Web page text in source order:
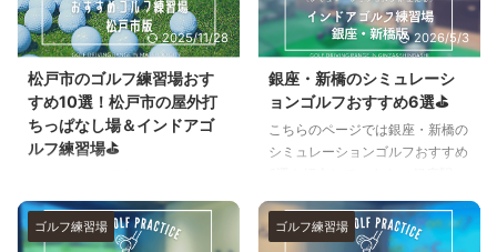
2025/11/28
松戸市のゴルフ練習場おす
すめ10選！松戸市の屋外打
ちっぱなし場＆インドアゴ
ルフ練習場⛳
フ練習場をまとめたページです。
松戸市のゴルフ練習場を「インド
アゴルフ練習場」と「屋外ゴルフ
2026/5/3
銀座・新橋のシミュレーシ
ョンゴルフおすすめ6選⛳
こちらのページでは銀座・新橋の
シミュレーションゴルフおすすめ
気のシミュレーションゴルフ施設
をピックアップ✎✨ 自主練習した
ゴルフ練習場 ゴルフ練習場